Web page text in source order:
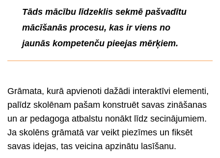
Tāds mācību līdzeklis sekmē pašvadītu
mācīšanās procesu, kas ir viens no
jaunās kompetenču pieejas mērķiem.
Grāmata, kurā apvienoti dažādi interaktīvi elementi,
palīdz skolēnam pašam konstruēt savas zināšanas
un ar pedagoga atbalstu nonākt līdz secinājumiem.
Ja skolēns grāmatā var veikt piezīmes un fiksēt
savas idejas, tas veicina apzinātu lasīšanu.